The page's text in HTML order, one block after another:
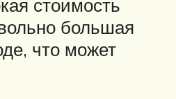
стоимость
большая
что может